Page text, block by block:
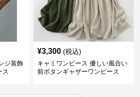
ジ装飾
ス
¥3,300 (税込)
キャミワンピース 優しい風合い
前ボタンギャザーワンピース